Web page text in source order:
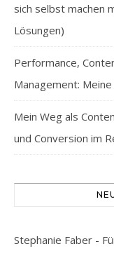
sich selbst machen
Lösungen)
Performance,
Management:
Mein Weg als
und Conversion im
Stephanie Faber -